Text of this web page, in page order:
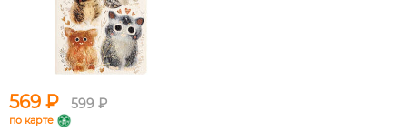
569 ₽ 599 ₽
по карте